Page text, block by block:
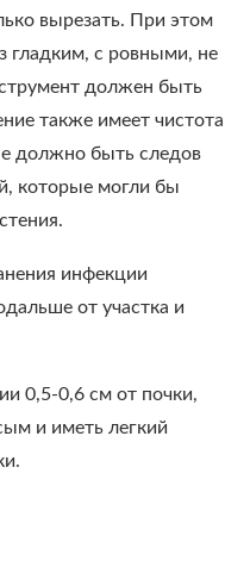
вырезать. При этом
гладким, с ровными, не
должен быть
также имеет чистота
должно быть следов
которые могли бы
инфекции
от участка и
0,5-0,6 см от почки,
и иметь легкий